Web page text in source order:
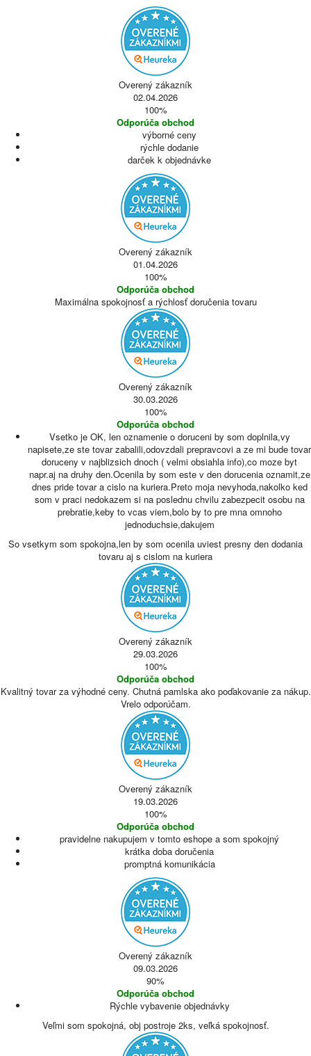
Overený zákazník
02.04.2026
100%
Odporúča obchod
výborné ceny
rýchle dodanie
darček k objednávke
Overený zákazník
01.04.2026
100%
Odporúča obchod
Maximálna spokojnosť a rýchlosť doručenia tovaru
Overený zákazník
30.03.2026
100%
Odporúča obchod
Vsetko je OK, len oznamenie o doruceni by som doplnila,vy
napisete,ze ste tovar zabalili,odovzdali prepravcovi a ze mi bude tovar
doruceny v najblizsich dnoch ( velmi obsiahla info),co moze byt
napr.aj na druhy den.Ocenila by som este v den dorucenia oznamit,ze
dnes pride tovar a cislo na kuriera.Preto moja nevyhoda,nakolko ked
som v praci nedokazem si na poslednu chvilu zabezpecit osobu na
prebratie,keby to vcas viem,bolo by to pre mna omnoho
jednoduchsie,dakujem
So vsetkym som spokojna,len by som ocenila uviest presny den dodania
tovaru aj s cislom na kuriera
Overený zákazník
29.03.2026
100%
Odporúča obchod
Kvalitný tovar za výhodné ceny. Chutná pamlska ako poďakovanie za nákup.
Vrelo odporúčam.
Overený zákazník
19.03.2026
100%
Odporúča obchod
pravidelne nakupujem v tomto eshope a som spokojný
krátka doba doručenia
promptná komunikácia
Overený zákazník
09.03.2026
90%
Odporúča obchod
Rýchle vybavenie objednávky
Veľmi som spokojná, obj postroje 2ks, veľká spokojnosť.